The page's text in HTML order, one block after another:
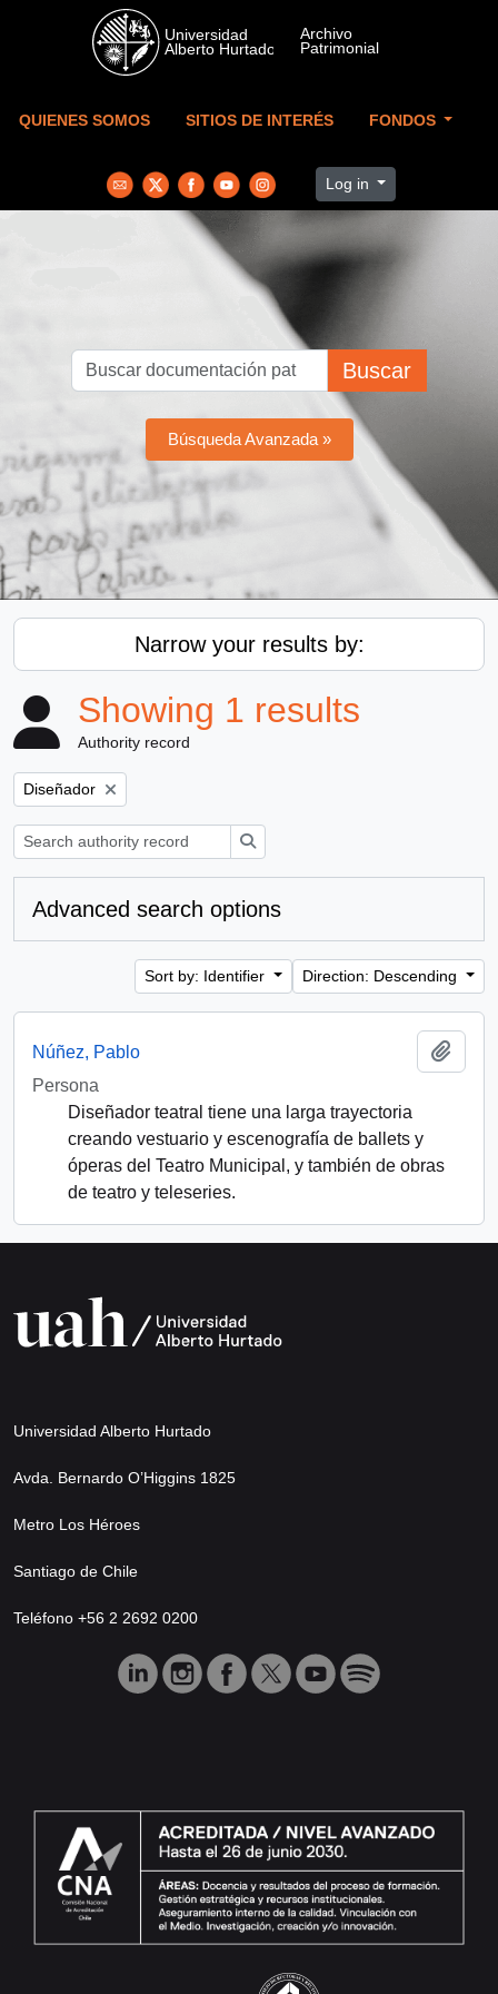
Skip to main content
QUIENES SOMOS SITIOS DE INTERÉS FONDOS
Log in
Buscar
Búsqueda Avanzada »
Narrow your results by:
Showing 1 results
Authority record
Remove filter:
Diseñador
Advanced search options
Sort by: Identifier Direction: Descending
Núñez, Pablo
Persona
Diseñador teatral tiene una larga trayectoria
creando vestuario y escenografía de ballets y
óperas del Teatro Municipal, y también de obras
de teatro y teleseries.
Universidad Alberto Hurtado
Avda. Bernardo O’Higgins 1825
Metro Los Héroes
Santiago de Chile
Teléfono +56 2 2692 0200